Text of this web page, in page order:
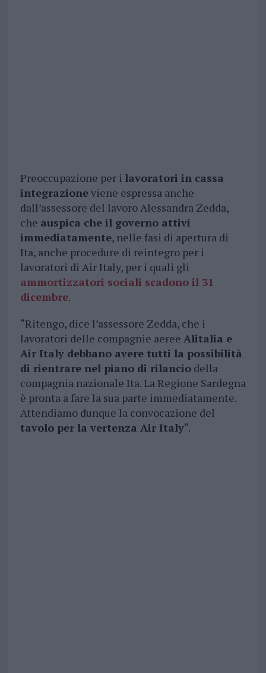
Preoccupazione per i lavoratori in cassa
integrazioneviene espressa anche
dall’assessore del lavoro Alessandra Zedda,
che auspica che il governo attivi
immediatamente, nelle fasi di apertura di
Ita, anche procedure di reintegro per i
lavoratori di Air Italy, per i quali gli
ammortizzatori sociali scadono il 31
dicembre.
“Ritengo, dice l’assessore Zedda, che i
lavoratori delle compagnie aeree Alitalia e
Air Italy debbano avere tutti la possibilità
di rientrare nel piano di rilanciodella
compagnia nazionale Ita. La Regione Sardegna
è pronta a fare la sua parte immediatamente.
Attendiamo dunque la convocazione del
tavolo per la vertenza Air Italy“.